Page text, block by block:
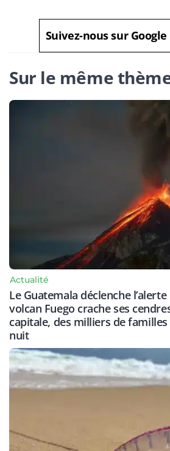
Suivez-nous sur
Sur le même
Actualité
Le Guatemala déclenche
volcan Fuego crache ses
capitale, des milliers de familles
nuit